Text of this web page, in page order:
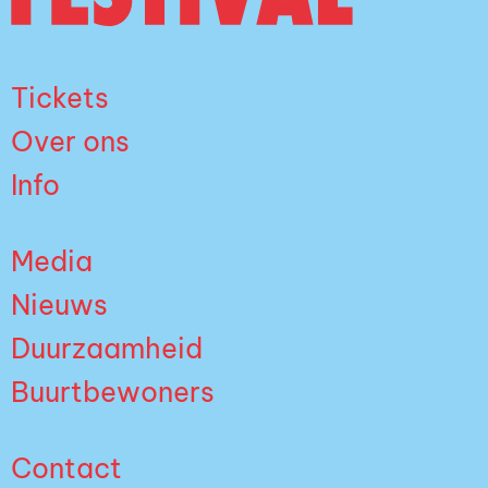
Tickets
Over ons
Info
Media
Nieuws
Duurzaamheid
Buurtbewoners
Contact